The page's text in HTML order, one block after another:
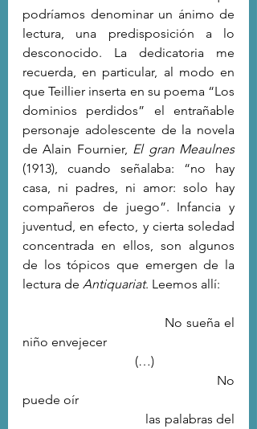
podríamos denominar un ánimo de
lectura, una predisposición a lo
desconocido. La dedicatoria me
recuerda, en particular, al modo en
que Teillier inserta en su poema “Los
dominios perdidos” el entrañable
personaje adolescente de la novela
de Alain Fournier, El gran Meaulnes
(1913), cuando señalaba: “no hay
casa, ni padres, ni amor: solo hay
compañeros de juego”. Infancia y
juventud, en efecto, y cierta soledad
concentrada en ellos, son algunos
de los tópicos que emergen de la
lectura de Antiquariat. Leemos allí:
No sueña el
niño envejecer
(…)
No
puede oír
las palabras del